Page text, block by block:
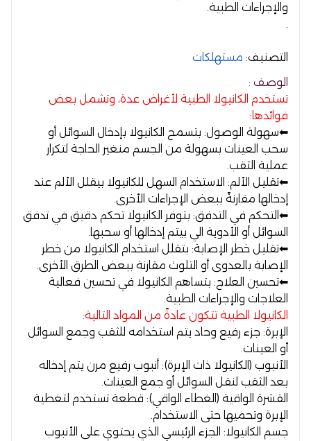
والإجراءات الطبية.
.
التصنيف: مستهلكات
الوصف :
تستخدم الكانيولا الطبية لأغراض عدة، وتشمل بعض
فوائدها:
⬅ سهولة الوصول: بتسمح الكانيولا بإدخال السوائل أو
سحب العينات بسهولة من الجسم منغير الحاجة لتكرار
عملية الثقب.
⬅ تقليل الألم: الاستخدام السهل للكانيولا بيقلل الألم عند
إدخالها مقارنةً ببعض الإجراءات الأخرى.
⬅ التحكم في التدفق: بتوفر الكانيولا تحكم دقيق في تدفق
السوائل أو الأدوية الي بيتم إدخالها أو سحبها.
⬅ تقليل خطر الإصابة: بتقلل استخدام الكانيولا من خطر
الإصابة بالعدوى أو التلوث مقارنة ببعض الطرق الأخرى.
⬅ تحسين العلاج: بتساهم الكانيولا في تحسين فعالية
العلاجات والإجراءات الطبية.
الكانيولا الطبية تتكون عادةً من المواد التالية:
الإبرة: جزء رفيع وحاد يتم استخدامه للثقب وجمع السوائل
أو العينات.
الأنبوب (الكانيولا ذات الإبرة): أنبوب رفيع مرن يتم إدخاله
بعد الثقب لنقل السوائل أو جمع العينات.
القشرة الواقية (الغطاء الواقي): قطعة تستخدم لتغطية
الإبرة وتحميها حتى الاستخدام.
جسم الكانيولا: الجزء الرئيسي الذي يحتوي على الأنبوب